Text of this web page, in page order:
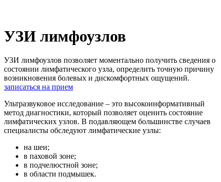
УЗИ лимфоузлов
УЗИ лимфоузлов позволяет моментально получить сведения о
состоянии лимфатического узла, определить точную причину
возникновения болевых и дискомфортных ощущений.
записаться на прием
Ультразвуковое исследование – это высокоинформативный
метод диагностики, который позволяет оценить состояние
лимфатических узлов. В подавляющем большинстве случаев
специалисты обследуют лимфатические узлы:
на шеи;
в паховой зоне;
в подчелюстной зоне;
в области подмышек.